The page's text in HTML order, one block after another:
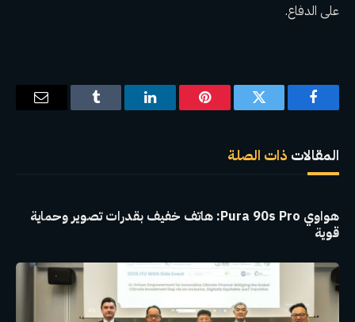
على الدفاع.
فيسبوك تويتر بينتيريستلينكدإن Tumblr
البريد
المقالات ذات الصلة
هواوي Pura 90s Pro: هاتف خفيف بقدرات تصوير وحماية
قوية